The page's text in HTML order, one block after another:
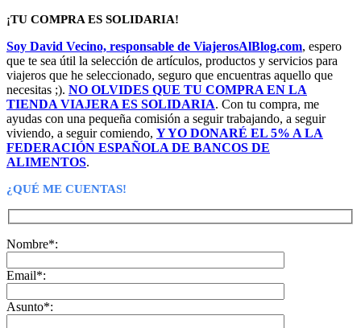
¡TU COMPRA ES SOLIDARIA!
Soy David Vecino, responsable de ViajerosAlBlog.com, espero
que te sea útil la selección de artículos, productos y servicios para
viajeros que he seleccionado, seguro que encuentras aquello que
necesitas ;). NO OLVIDES QUE TU COMPRA EN LA
TIENDA VIAJERA ES SOLIDARIA. Con tu compra, me
ayudas con una pequeña comisión a seguir trabajando, a seguir
viviendo, a seguir comiendo, Y YO DONARÉ EL 5% A LA
FEDERACIÓN ESPAÑOLA DE BANCOS DE
ALIMENTOS.
¿QUÉ ME CUENTAS!
Nombre*:
Email*:
Asunto*: